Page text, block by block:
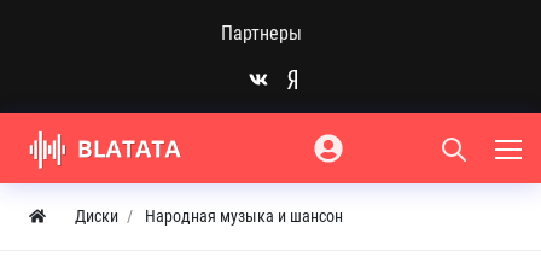
Партнеры
Диски Народная музыка и шансон